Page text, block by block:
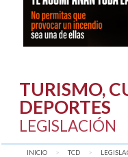
TURISMO,
DEPORTES
LEGISLACIÓN
INICIO TCD